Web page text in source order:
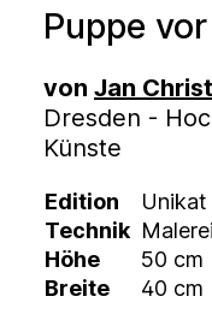
Puppe
von Jan
Dresden -
Künste
Edition
Unikat
Technik Malerei
Höhe
50 cm
Breite
40 cm